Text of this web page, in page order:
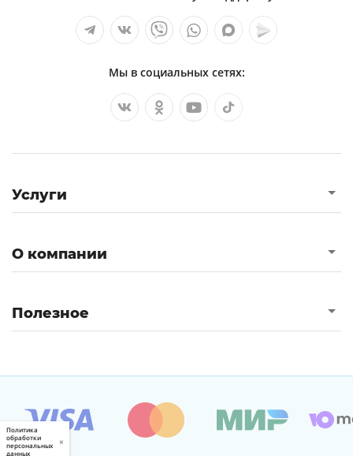
Мы в социальных сетях:
Услуги
О компании
Полезное
Политика
обработки
персональных
данных
×